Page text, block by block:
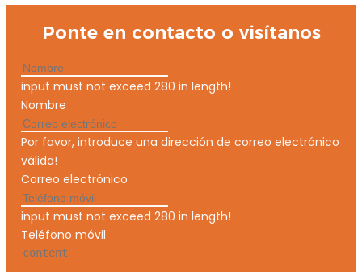
Ponte en contacto o visítanos
input must not exceed 280 in length!
Nombre
Por favor, introduce una dirección de correo electrónico
válida!
Correo electrónico
input must not exceed 280 in length!
Teléfono móvil